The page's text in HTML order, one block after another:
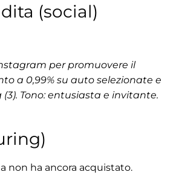
(social)
per promuovere il
a 0,99% su auto selezionate e
Tono: entusiasta e invitante.
non ha ancora acquistato.